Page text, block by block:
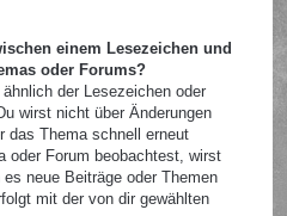
einem Lesezeichen und
oder Forums?
der Lesezeichen oder
wirst nicht über Änderungen
das Thema schnell erneut
oder Forum beobachtest, wirst
neue Beiträge oder Themen
mit der von dir gewählten